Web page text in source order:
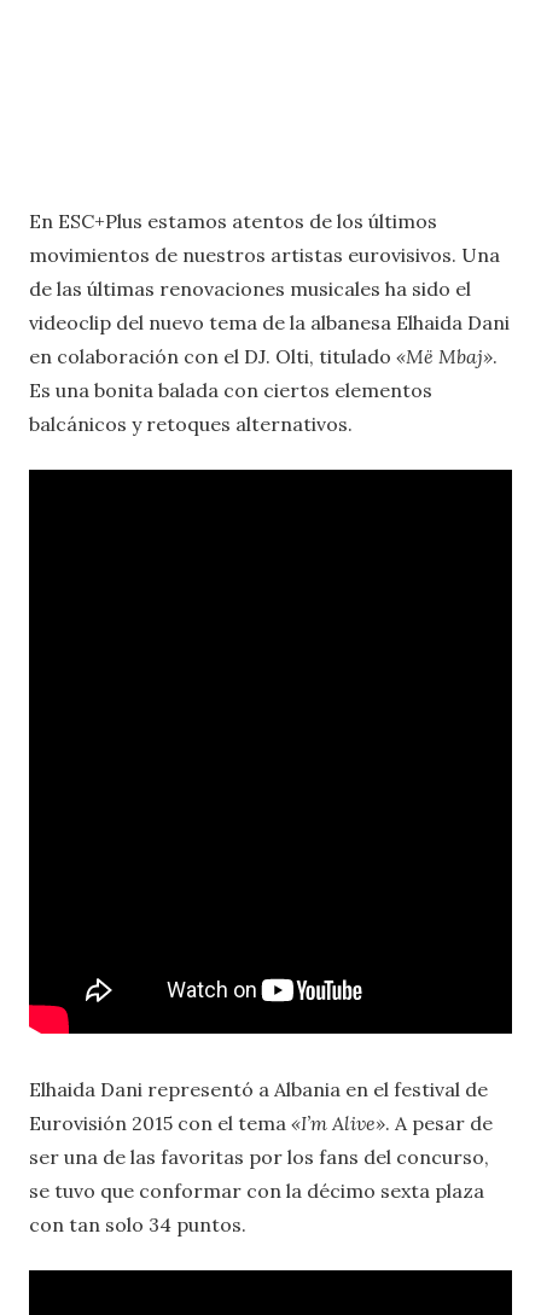
En ESC+Plus estamos atentos de los últimos
movimientos de nuestros artistas eurovisivos. Una
de las últimas renovaciones musicales ha sido el
videoclip del nuevo tema de la albanesa Elhaida Dani
en colaboración con el DJ. Olti, titulado «Më Mbaj».
Es una bonita balada con ciertos elementos
balcánicos y retoques alternativos.
Elhaida Dani representó a Albania en el festival de
Eurovisión 2015 con el tema «I’m Alive». A pesar de
ser una de las favoritas por los fans del concurso,
se tuvo que conformar con la décimo sexta plaza
con tan solo 34 puntos.